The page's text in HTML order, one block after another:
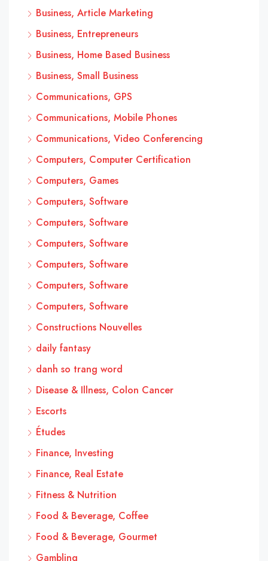
Business, Article Marketing
Business, Entrepreneurs
Business, Home Based Business
Business, Small Business
Communications, GPS
Communications, Mobile Phones
Communications, Video Conferencing
Computers, Computer Certification
Computers, Games
Computers, Software
Computers, Software
Computers, Software
Computers, Software
Computers, Software
Computers, Software
Constructions Nouvelles
daily fantasy
danh so trang word
Disease & Illness, Colon Cancer
Escorts
Études
Finance, Investing
Finance, Real Estate
Fitness & Nutrition
Food & Beverage, Coffee
Food & Beverage, Gourmet
Gambling